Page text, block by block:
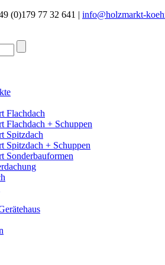
(0)179 77 32 641 | info@holzmarkt-
Flachdach
Flachdach + Schuppen
Spitzdach
Spitzdach + Schuppen
Sonderbauformen